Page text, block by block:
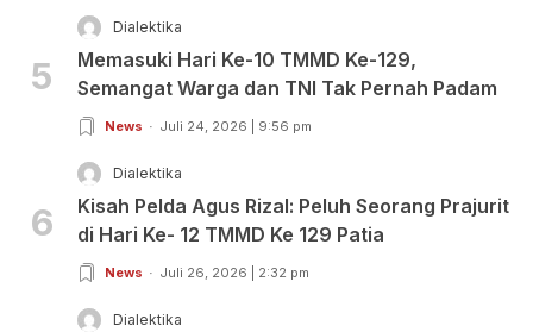
5
Dialektika
Memasuki Hari Ke-10 TMMD Ke-129,
Semangat Warga dan TNI Tak Pernah Padam
News Juli 24, 2026 | 9:56 pm
6
Dialektika
Kisah Pelda Agus Rizal: Peluh Seorang Prajurit
di Hari Ke- 12 TMMD Ke 129 Patia
News Juli 26, 2026 | 2:32 pm
Dialektika